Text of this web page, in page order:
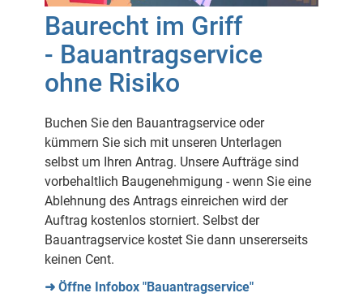
Baurecht im Griff
- Bauantragservice
ohne Risiko
Buchen Sie den Bauantragservice oder
kümmern Sie sich mit unseren Unterlagen
selbst um Ihren Antrag. Unsere Aufträge sind
vorbehaltlich Baugenehmigung - wenn Sie eine
Ablehnung des Antrags einreichen wird der
Auftrag kostenlos storniert. Selbst der
Bauantragservice kostet Sie dann unsererseits
keinen Cent.
➜ Öffne Infobox "Bauantragservice"